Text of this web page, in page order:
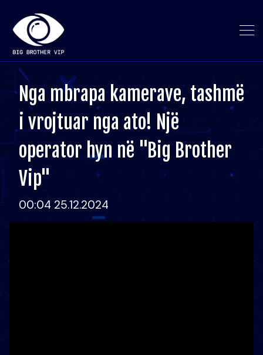
Nga mbrapa kamerave, tashmë
i vrojtuar nga ato! Një
operator hyn në "Big Brother
Vip"
00:04 25.12.2024